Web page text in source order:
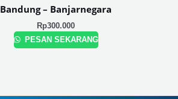
Bandung – Banjarnegara
Rp300.000
PESAN SEKARANG